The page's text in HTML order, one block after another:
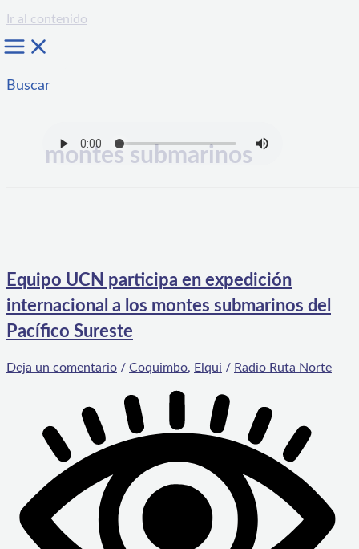
Ir al contenido
Buscar
montes submarinos
Equipo UCN participa en expedición
internacional a los montes submarinos del
Pacífico Sureste
Deja un comentario / Coquimbo, Elqui / Radio Ruta Norte